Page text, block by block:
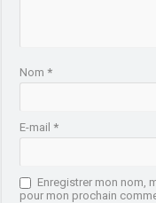
Nom*
E-mail*
Enregistrer mon nom,
pour mon prochain